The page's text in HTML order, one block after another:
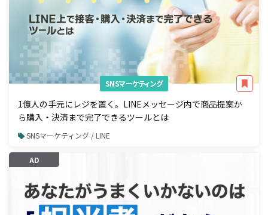
SNSマーケティング
1億人の手元にレジを置く。LINEメッセージ内で商品提案か
ら購入・決済まで完了できるツールとは
SNSマーケティング / LINE
AD